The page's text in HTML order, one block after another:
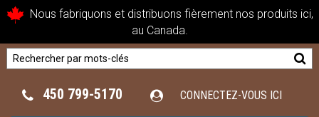
Nous fabriquons et distribuons fièrement nos produits ici,
au Canada.
450 799-5170 CONNECTEZ-VOUS ICI